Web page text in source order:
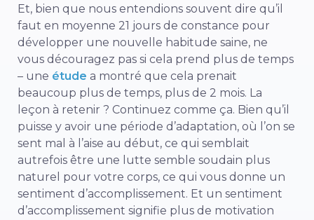
Et, bien que nous entendions souvent dire qu’il
faut en moyenne 21 jours de constance pour
développer une nouvelle habitude saine, ne
vous découragez pas si cela prend plus de temps
– une étude a montré que cela prenait
beaucoup plus de temps, plus de 2 mois. La
leçon à retenir ? Continuez comme ça. Bien qu’il
puisse y avoir une période d’adaptation, où l’on se
sent mal à l’aise au début, ce qui semblait
autrefois être une lutte semble soudain plus
naturel pour votre corps, ce qui vous donne un
sentiment d’accomplissement. Et un sentiment
d’accomplissement signifie plus de motivation